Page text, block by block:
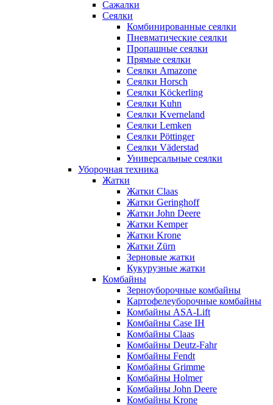
Сажалки
Сеялки
Комбинированные сеялки
Пневматические сеялки
Пропашные сеялки
Прямые сеялки
Сеялки Amazone
Сеялки Horsch
Сеялки Köckerling
Сеялки Kuhn
Сеялки Kverneland
Сеялки Lemken
Сеялки Pöttinger
Сеялки Väderstad
Универсальные сеялки
Уборочная техника
Жатки
Жатки Claas
Жатки Geringhoff
Жатки John Deere
Жатки Kemper
Жатки Krone
Жатки Zürn
Зерновые жатки
Кукурузные жатки
Комбайны
Зерноуборочные комбайны
Картофелеуборочные комбайны
Комбайны ASA-Lift
Комбайны Case IH
Комбайны Claas
Комбайны Deutz-Fahr
Комбайны Fendt
Комбайны Grimme
Комбайны Holmer
Комбайны John Deere
Комбайны Krone